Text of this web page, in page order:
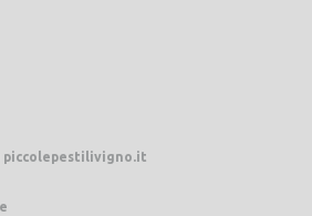
piccolepestilivigno.it